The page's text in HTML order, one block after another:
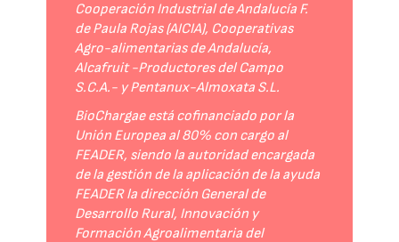
Cooperación Industrial de Andalucía F.
de Paula Rojas (AICIA), Cooperativas
Agro-alimentarias de Andalucía,
Alcafruit -Productores del Campo
S.C.A.- y Pentanux-Almoxata S.L.
BioChargae está cofinanciado por la
Unión Europea al 80% con cargo al
FEADER, siendo la autoridad encargada
de la gestión de la aplicación de la ayuda
FEADER la dirección General de
Desarrollo Rural, Innovación y
Formación Agroalimentaria del